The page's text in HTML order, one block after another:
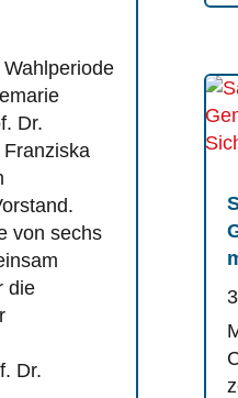
Dr.
von sechs
die
Dr.